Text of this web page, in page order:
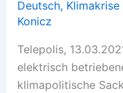
im
Falschen
Deutsch,
Konicz
Telepolis,
elektrisch
klimapolitische